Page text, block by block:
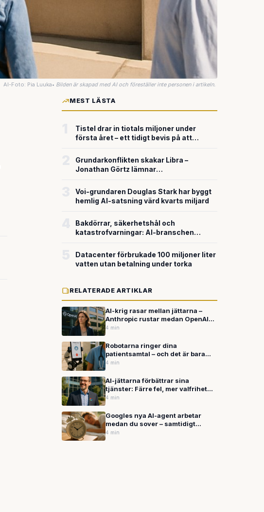
AI-Foto: Pia Luuka• Bilden är skapad med AI och föreställer inte personen i artikeln.
MEST LÄSTA
Tistel drar in tiotals miljoner under
första året – ett tidigt bevis på att
försvarsteknik
Grundarkonflikten skakar Libra –
Jonathan Görtz lämnar
miljardvärderingen
Voi-grundaren Douglas Stark har byggt
hemlig AI-satsning värd kvarts miljard
Bakdörrar, säkerhetshål och
katastrofvarningar: AI-branschen
Datacenter förbrukade 100 miljoner liter
vatten utan betalning under torka
RELATERADE ARTIKLAR
AI-krig rasar mellan jättarna –
Anthropic rustar medan OpenAI
skakas av rättsstrider
4 min
Robotarna ringer dina
patientsamtal – och det är bara
början
4 min
AI-jättarna förbättrar sina
tjänster: Färre fel, mer valfrihet
och personanpassning
4 min
Googles nya AI-agent arbetar
medan du sover – samtidigt
kräver andra AI-funktioner 4 GB
4 min